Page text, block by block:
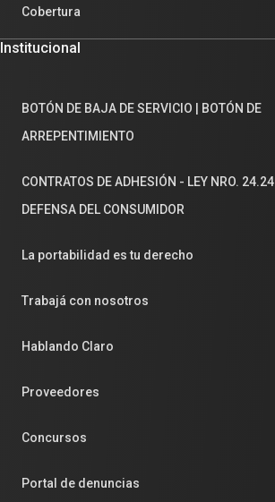
Cobertura
Institucional
BOTÓN DE BAJA DE SERVICIO | BOTÓN DE
ARREPENTIMIENTO
CONTRATOS DE ADHESIÓN - LEY NRO.
DEFENSA DEL CONSUMIDOR
La portabilidad es tu derecho
Trabajá con nosotros
Hablando Claro
Proveedores
Concursos
Portal de denuncias